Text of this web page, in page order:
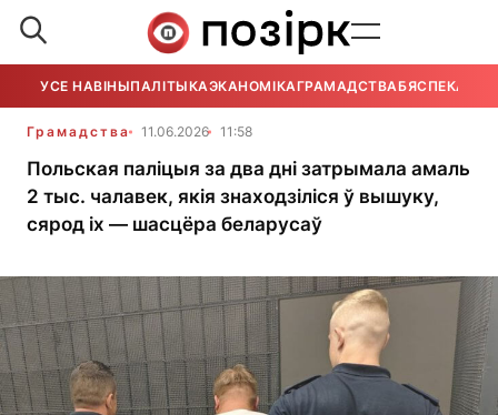
УСЕ НАВІНЫПАЛІТЫКАЭКАНОМІКАГРАМАДСТВАБЯСПЕКА
Грамадства 11.06.2026 11:58
Польская паліцыя за два дні затрымала амаль
2 тыс. чалавек, якія знаходзіліся ў вышуку,
сярод іх — шасцёра беларусаў